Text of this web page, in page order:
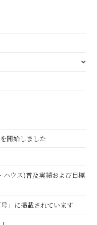
開始しました
ウス)普及実績および目標
」に掲載されています